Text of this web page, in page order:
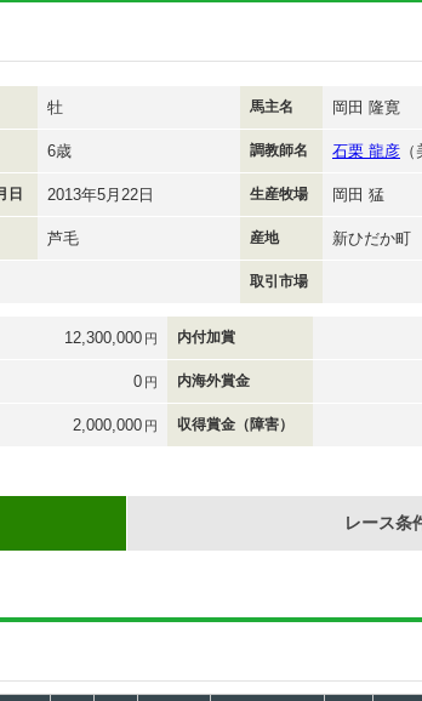
牡 馬主名 岡田 隆寛
6歳 調教師名 石栗 龍彦
日 2013年5月22日 生産牧場 岡田 猛
芦毛 産地 新ひだか町
取引市場
12,300,000 円 内付加賞
0 円 内海外賞金
2,000,000 円 収得賞金（障害）
レース条